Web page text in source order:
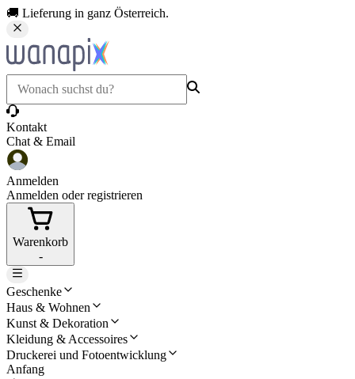
🚚 Lieferung in ganz Österreich.
Kontakt
Chat & Email
Anmelden
Anmelden oder registrieren
Warenkorb
-
Geschenke
Haus & Wohnen
Kunst & Dekoration
Kleidung & Accessoires
Druckerei und Fotoentwicklung
Anfang